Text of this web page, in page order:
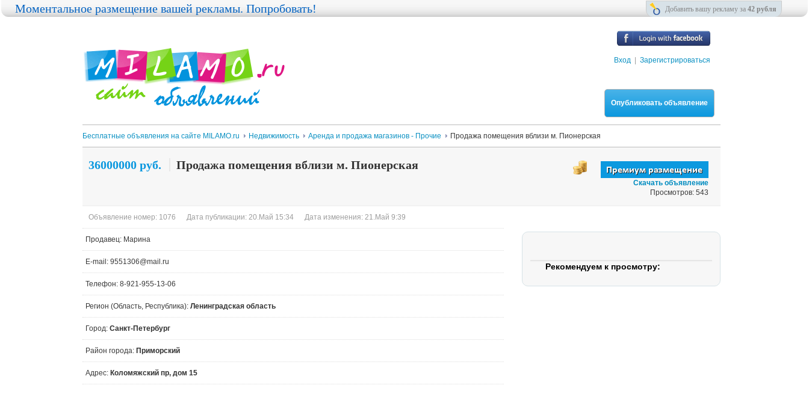
Вход Зарегистрироваться
Опубликовать объявление
Бесплатные объявления на сайте MILAMO.ru Недвижимость Аренда и продажа магазинов - Прочие Продажа помещения вблизи м. Пионерская
36000000 руб. Продажа помещения вблизи м. Пионерская
Скачать объявление
Просмотров: 543
Объявление номер: 1076 Дата публикации: 20.Май 15:34 Дата изменения: 21.Май 9:39
Продавец: Марина
E-mail: 9551306@mail.ru
Телефон: 8-921-955-13-06
Регион (Область, Республика): Ленинградская область
Город: Санкт-Петербург
Район города: Приморский
Адрес: Коломяжский пр, дом 15
Моментальное размещение вашей рекламы. Попробовать! Добавить вашу рекламу за 42 рубля
Рекомендуем к просмотру: